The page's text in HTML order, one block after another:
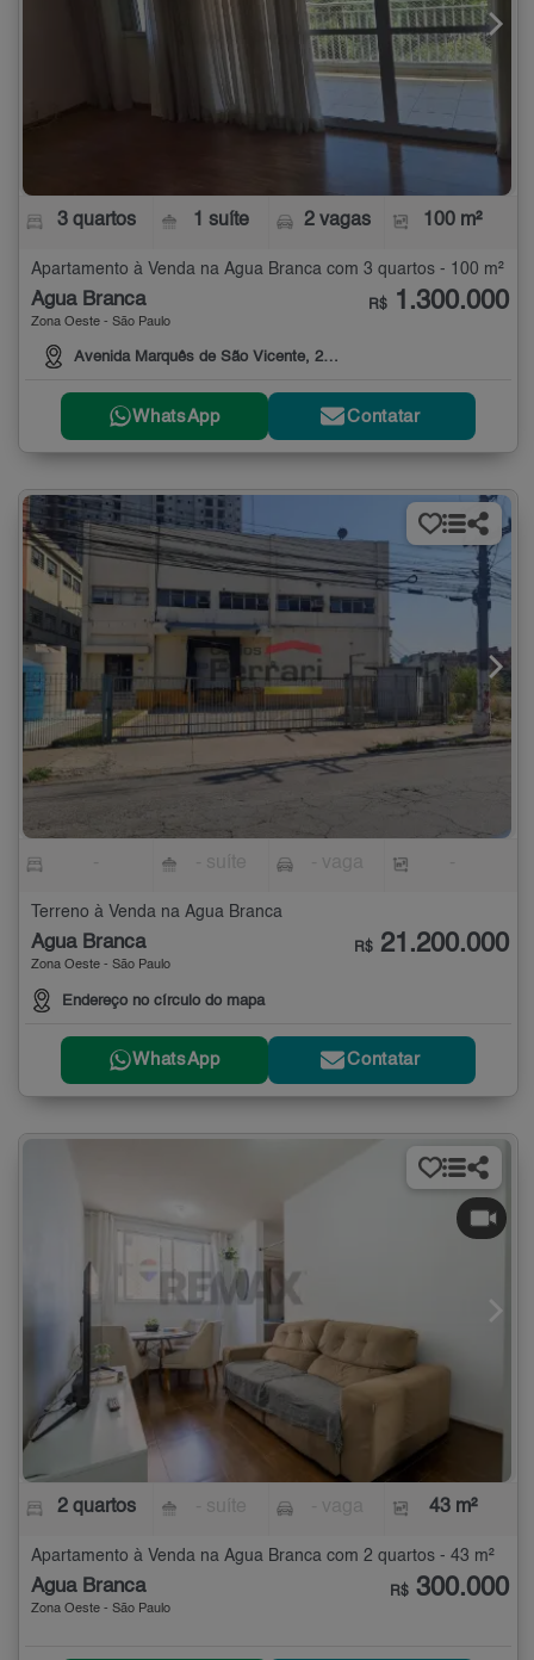
3 quartos 1 suíte 2 vagas 100 m²
Apartamento à Venda na Água Branca com 3 quartos - 100 m²
Água Branca
Zona Oeste - São Paulo
Avenida Marquês de São Vicente, 2914
R$ 1.300.000
WhatsApp Contatar
Terreno à Venda na Água Branca
Água Branca
Zona Oeste - São Paulo
Endereço no círculo do mapa
R$ 21.200.000
WhatsApp Contatar
2 quartos 43 m²
Apartamento à Venda na Água Branca com 2 quartos - 43 m²
Água Branca
Zona Oeste - São Paulo
R$ 300.000